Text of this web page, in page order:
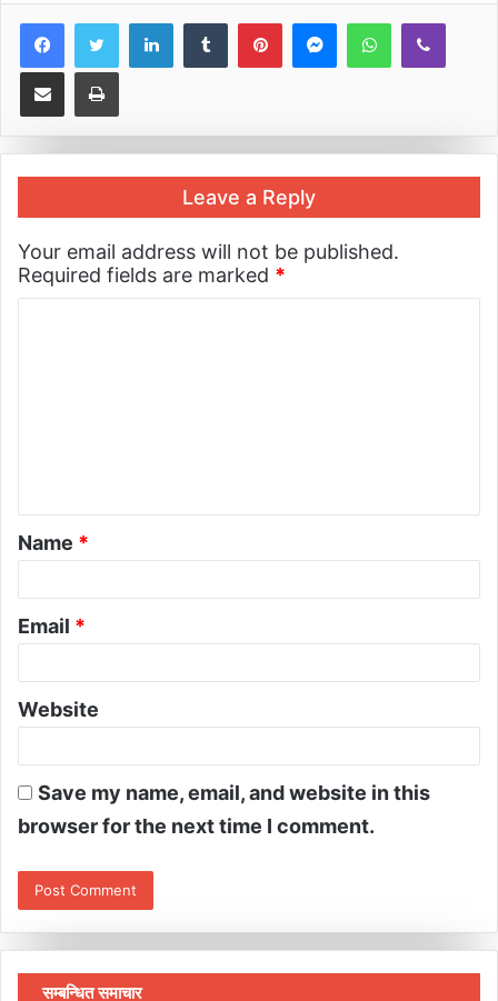
LinkedInTumblrPinterestMessenger
WhatsApp
Viber
Share via EmailPrint
Leave a Reply
Your email address will not be published.
Required fields are marked *
Name *
Email *
Website
Save my name, email, and website in this
browser for the next time I comment.
सम्बन्धित समाचार